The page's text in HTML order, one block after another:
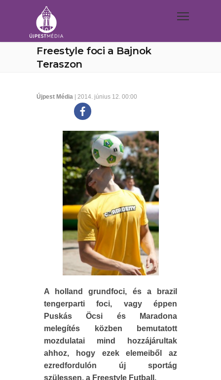
Freestyle foci a Bajnok
Teraszon
Újpest Média | 2014. június 12. 00:00
A holland grundfoci, és a brazil
tengerparti foci, vagy éppen
Puskás Öcsi és Maradona
melegítés közben bemutatott
mozdulatai mind hozzájárultak
ahhoz, hogy ezek elemeiből az
ezredfordulón új sportág
szülessen, a Freestyle Futball.